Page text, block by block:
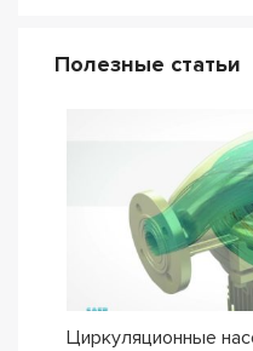
Полезные статьи
Циркуляционные